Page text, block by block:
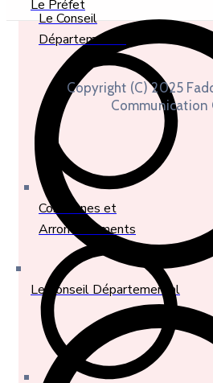
Le Préfet
Le Conseil Départemental
Le Conseil
Départemental
Communes et
Arrondissements
Copyright (C) 2025
Communication